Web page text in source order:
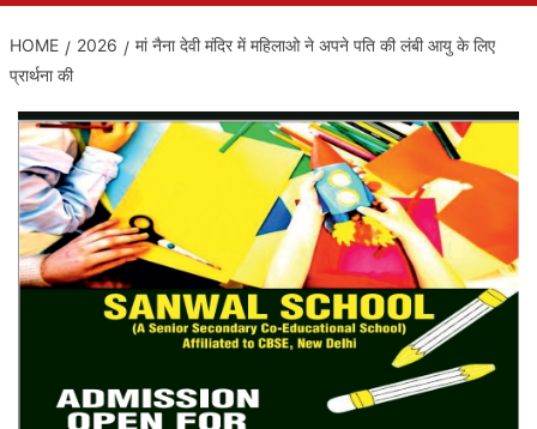
HOME 2026
मां नैना देवी मंदिर में महिलाओ ने अपने पति की लंबी आयु के लिए
प्रार्थना की